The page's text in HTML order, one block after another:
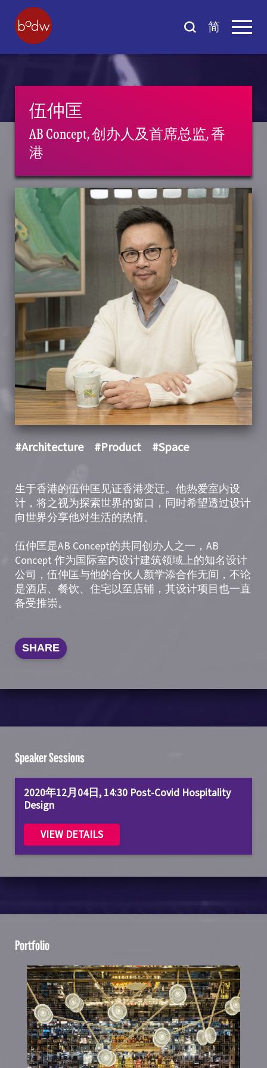
简
生于香港的伍仲匡见证香港变迁。他热爱室内设
计，将之视为探索世界的窗口，同时希望透过设计
向世界分享他对生活的热情。
伍仲匡是AB Concept的共同创办人之一，AB
Concept 作为国际室内设计建筑领域上的知名设计
公司，伍仲匡与他的合伙人颜学添合作无间，不论
是酒店、餐饮、住宅以至店铺，其设计项目也一直
备受推崇。
SHARE
#Architecture #Product #Space
伍仲匡
AB Concept, 创办人及首席总监, 香
港
Speaker Sessions
2020年12月04日, 14:30 Post-Covid Hospitality
Design
VIEW DETAILS
Portfolio